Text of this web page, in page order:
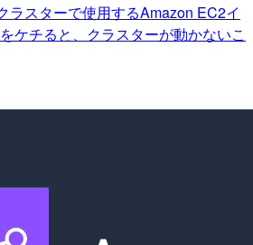
ラスターで使用するAmazon EC2イ
ケチると、クラスターが動かないこ